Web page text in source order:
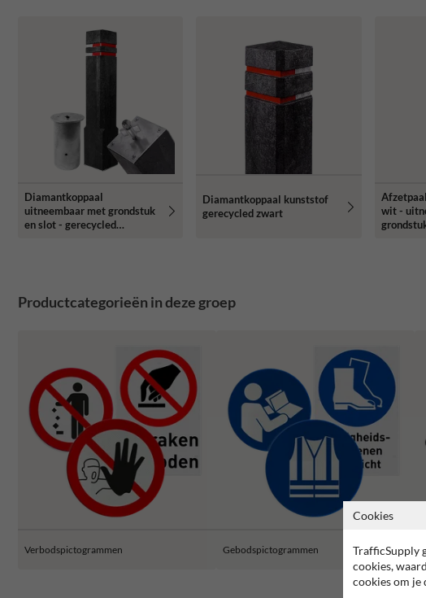
Diamantkoppaal
uitneembaar met grondstuk
en slot - gerecycled
Diamantkoppaal kunststof
gerecycled zwart
wit -
Productcategorieën in deze groep
Verbodspictogrammen Gebodspictogrammen
Cookies
TrafficSupply
cookies,
cookies om je